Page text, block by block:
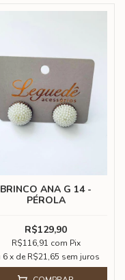
BRINCO ANA G 14 -
PÉROLA
R$129,90
R$116,91 com Pix
6 x de R$21,65 sem juros